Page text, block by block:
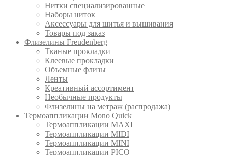
Нитки специализированные
Наборы ниток
Аксессуары для шитья и вышивания
Товары под заказ
Флизелины Freudenberg
Тканые прокладки
Клеевые прокладки
Объемные флизы
Ленты
Креативный ассортимент
Необычные продукты
Флизелины на метраж (распродажа)
Термоаппликации Mono Quick
Термоаппликации MAXI
Термоаппликации MIDI
Термоаппликации MINI
Термоаппликации PICO